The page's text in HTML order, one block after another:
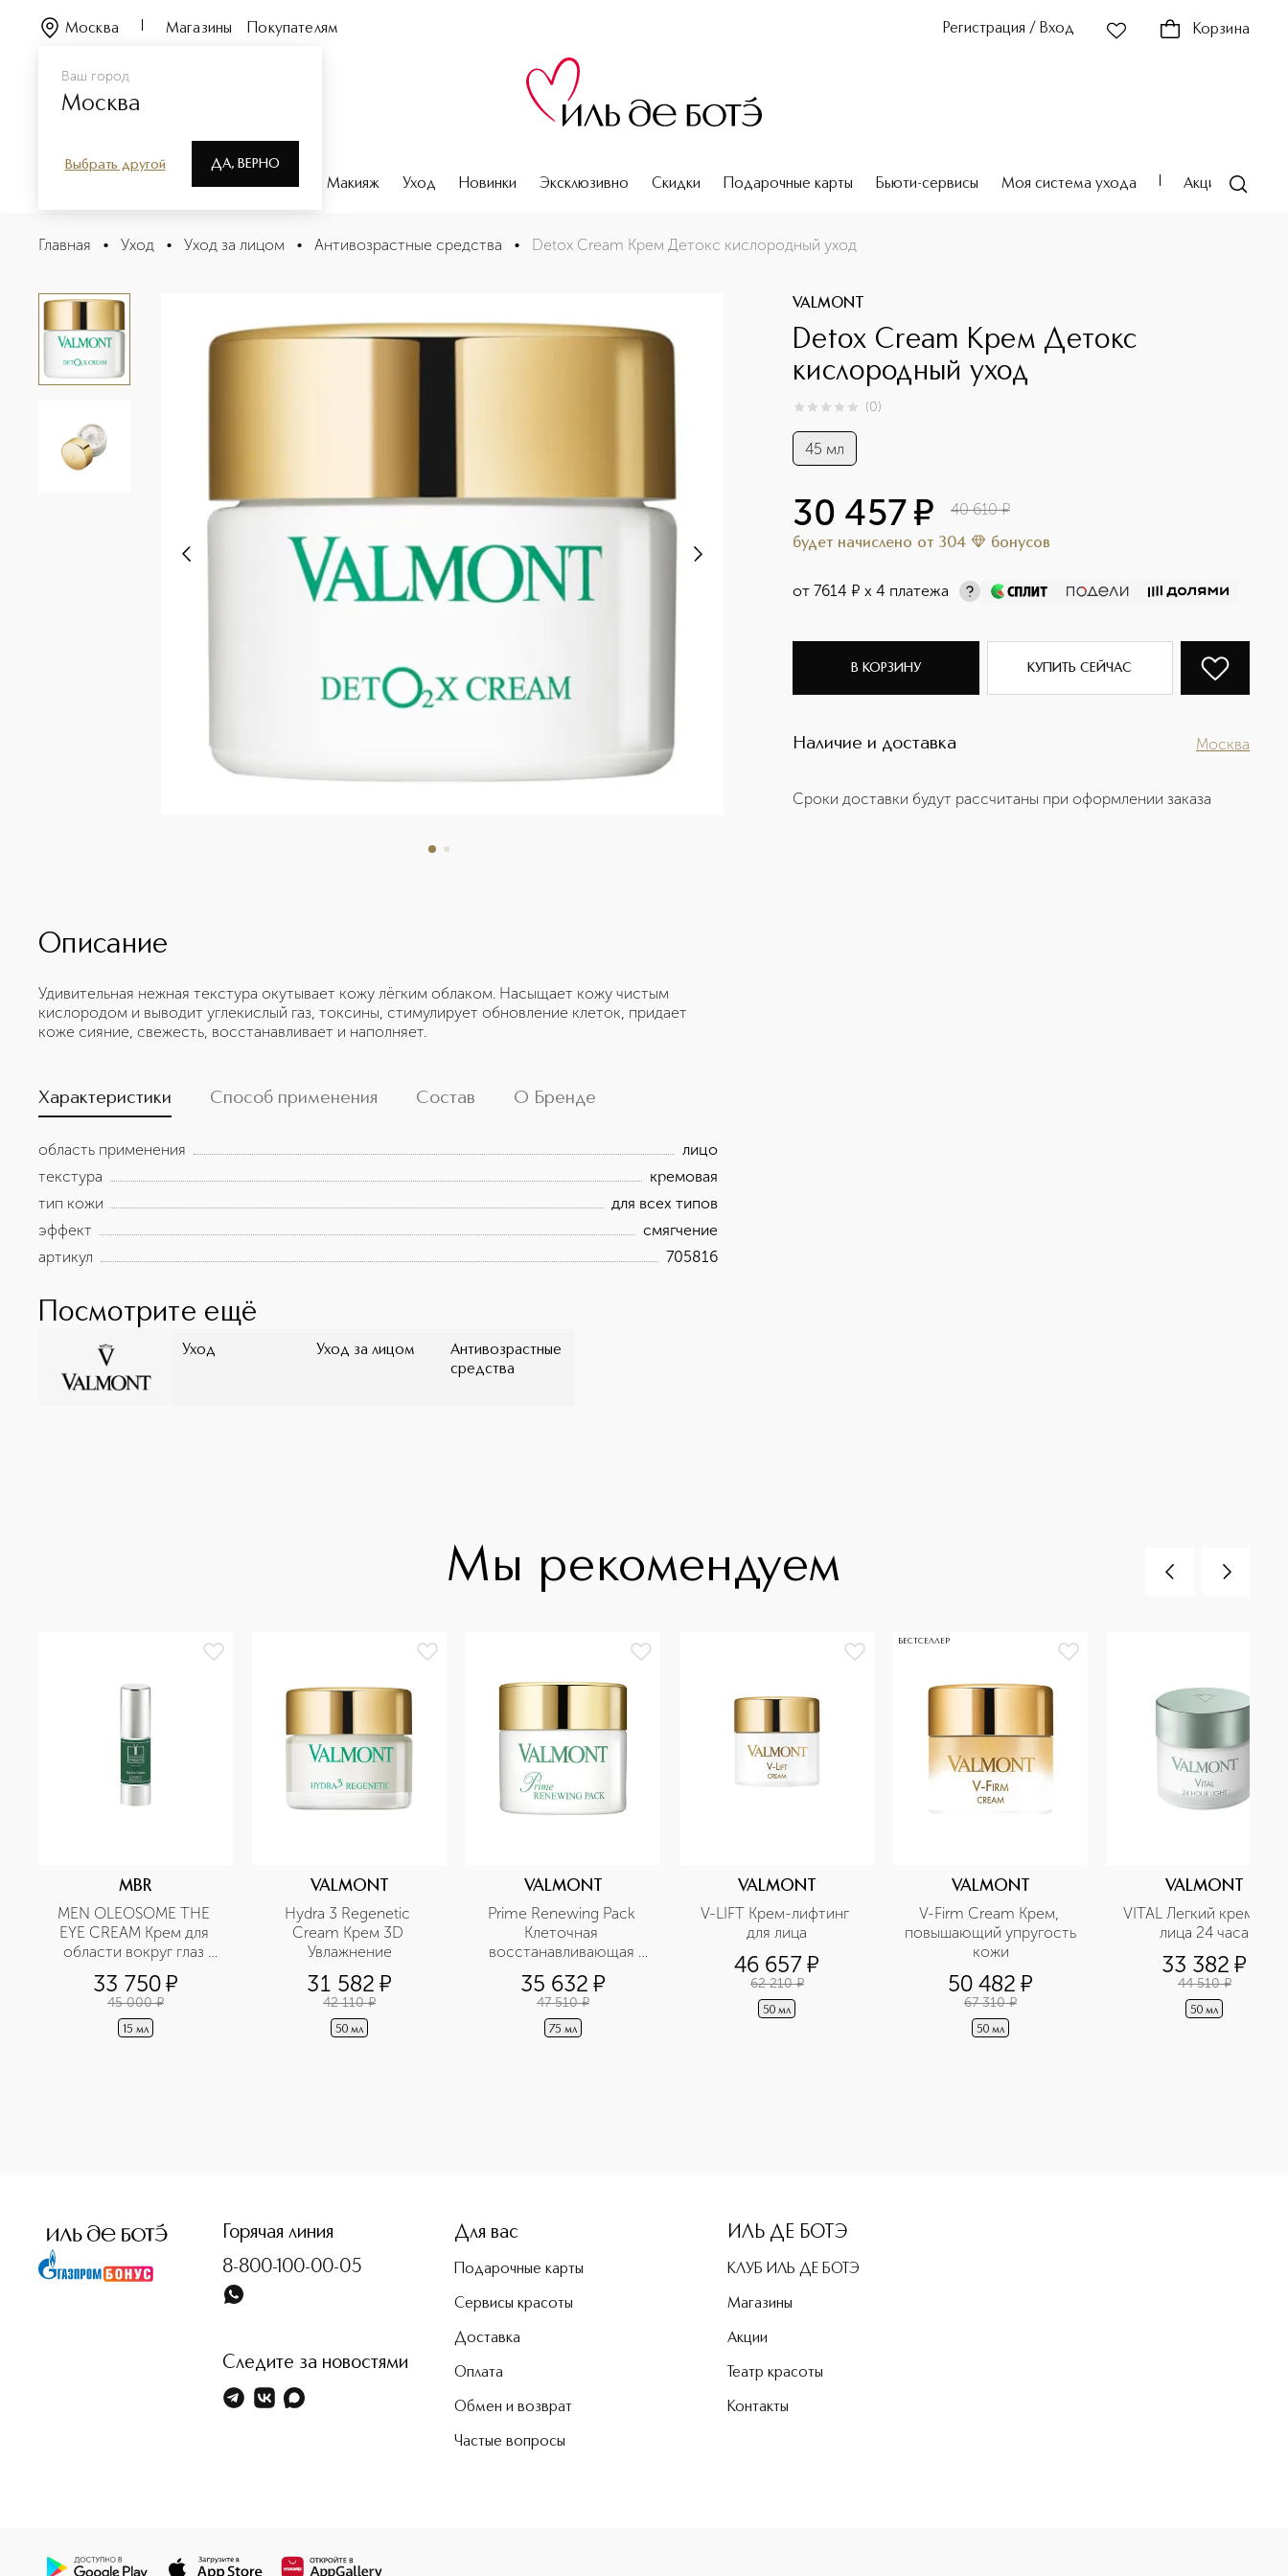
Ваш город
Москва
Выбрать другой ДА, ВЕРНО
Москва Магазины Покупателям Регистрация / Вход Корзина
Парфюмерия Макияж Уход Новинки Эксклюзивно Скидки Подарочные карты Бьюти-сервисы Моя система ухода Акции
Detoх Cream Крем Детокс кислородный уход
Описание
Главная • Уход • Уход за лицом • Антивозрастные средства • Detoх Cream Крем Детокс кислородный уход
VALMONT
Detoх Cream Крем Детокс
кислородный уход
0из 0 (0)
45 мл
30 457¤ 40 610 ¤
будет начислено от 304 бонусов
от7614 ¤ х 4 платежа
В КОРЗИНУ КУПИТЬ СЕЙЧАС
Наличие и доставка Москва
Сроки доставки будут рассчитаны при оформлении заказа
Описание
Удивительная нежная текстура окутывает кожу лёгким облаком. Насыщает кожу чистым
кислородом и выводит углекислый газ, токсины, стимулирует обновление клеток, придает
коже сияние, свежесть, восстанавливает и наполняет.
Характеристики Способ применения Состав О Бренде
область применения
лицо
текстура
кремовая
тип кожи
для всех типов
эффект
смягчение
артикул
705816
Посмотрите ещё
Уход Уход за лицом
Антивозрастные
средства
Мы рекомендуем
MBR
MEN OLEOSOME THE
EYE CREAM Крем для
области вокруг глаз
разглаживающий
33 750¤
45 000 ¤
15 мл
VALMONT
Hydra 3 Regenetic
Cream Крем 3D
Увлажнение
31 582 ¤
42 110 ¤
50 мл
VALMONT
Prime Renewing Pack
Клеточная
восстанавливающая
крем-маска
Антистресс
35 632 ¤
47 510 ¤
75 мл
VALMONT
V-LIFT Крем-лифтинг
для лица
46 657¤
62 210 ¤
50 мл
БЕСТСЕЛЛЕР
VALMONT
V-Firm Cream Крем,
повышающий упругость
кожи
50 482 ¤
67 310 ¤
50 мл
VALMONT
VITAL Легкий крем для
лица 24 часа
33 382 ¤
44 510 ¤
50 мл
Горячая линия
8-800-100-00-05
Следите за новостями
Для вас
Подарочные карты
Сервисы красоты
Доставка
Оплата
Обмен и возврат
Частые вопросы
ИЛЬ ДЕ БОТЭ
КЛУБ ИЛЬ ДЕ БОТЭ
Магазины
Акции
Театр красоты
Контакты